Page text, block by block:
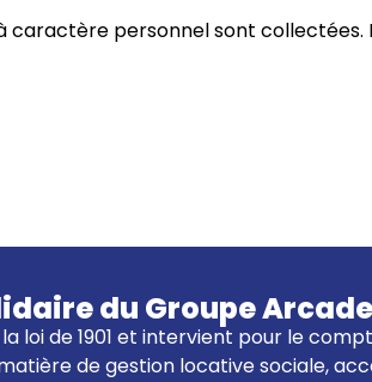
caractère personnel sont collectées.
du Groupe
loi de 1901 et intervient pour le
de gestion locative sociale,